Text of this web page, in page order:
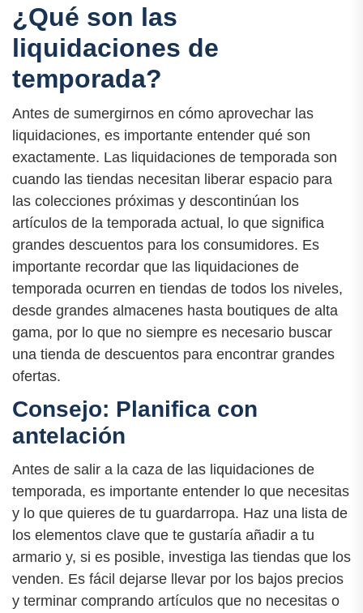
¿Qué son las
liquidaciones de
temporada?
Antes de sumergirnos en cómo aprovechar las
liquidaciones, es importante entender qué son
exactamente. Las liquidaciones de temporada son
cuando las tiendas necesitan liberar espacio para
las colecciones próximas y descontinúan los
artículos de la temporada actual, lo que significa
grandes descuentos para los consumidores. Es
importante recordar que las liquidaciones de
temporada ocurren en tiendas de todos los niveles,
desde grandes almacenes hasta boutiques de alta
gama, por lo que no siempre es necesario buscar
una tienda de descuentos para encontrar grandes
ofertas.
Consejo: Planifica con
antelación
Antes de salir a la caza de las liquidaciones de
temporada, es importante entender lo que necesitas
y lo que quieres de tu guardarropa. Haz una lista de
los elementos clave que te gustaría añadir a tu
armario y, si es posible, investiga las tiendas que los
venden. Es fácil dejarse llevar por los bajos precios
y terminar comprando artículos que no necesitas o